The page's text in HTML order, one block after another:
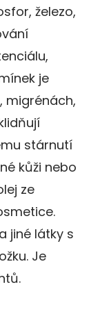
železo,
je
migrénách,
stárnutí
kůži nebo
ze
jiné látky s
Je